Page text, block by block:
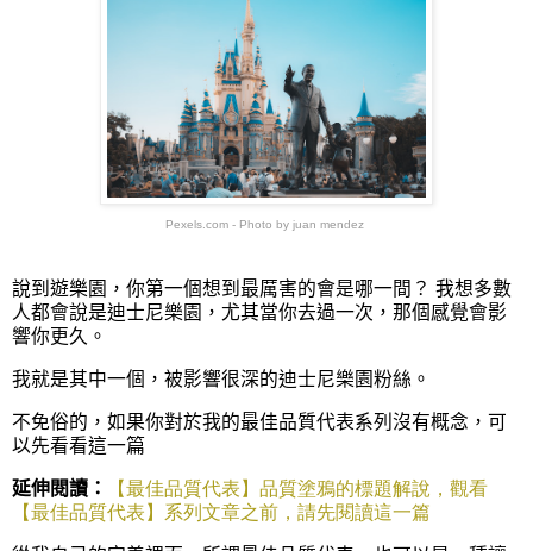
Pexels.com - Photo by juan mendez
說到遊樂園，你第一個想到最厲害的會是哪一間？ 我想多數
人都會說是迪士尼樂園，尤其當你去過一次，那個感覺會影
響你更久。
我就是其中一個，被影響很深的迪士尼樂園粉絲。
不免俗的，如果你對於我的最佳品質代表系列沒有概念，可
以先看看這一篇
延伸閱讀：
【最佳品質代表】品質塗鴉的標題解說，觀看
【最佳品質代表】系列文章之前，請先閱讀這一篇